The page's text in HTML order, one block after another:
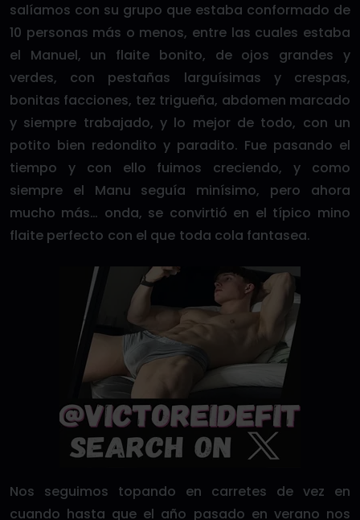
salíamos con su grupo que estaba conformado de
10 personas más o menos, entre las cuales estaba
el Manuel, un flaite bonito, de ojos grandes y
verdes, con pestañas larguísimas y crespas,
bonitas facciones, tez trigueña, abdomen marcado
y siempre trabajado, y lo mejor de todo, con un
potito bien redondito y paradito. Fue pasando el
tiempo y con ello fuimos creciendo, y como
siempre el Manu seguía minísimo, pero ahora
mucho más… onda, se convirtió en el típico mino
flaite perfecto con el que toda cola fantasea.
Nos seguimos topando en carretes de vez en
cuando hasta que el año pasado en verano nos